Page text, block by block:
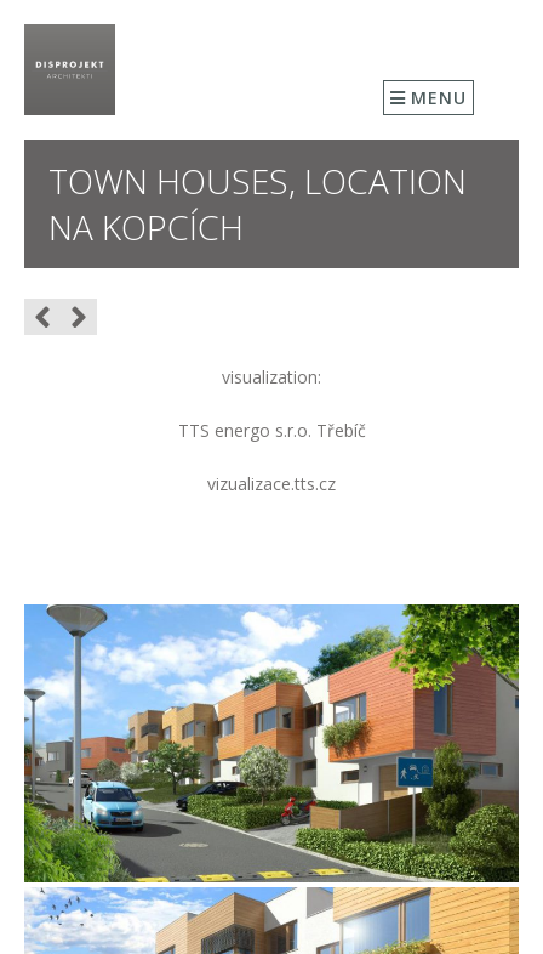
MENU
TOWN HOUSES, LOCATION
NA KOPCÍCH
visualization:
TTS energo s.r.o. Třebíč
vizualizace.tts.cz